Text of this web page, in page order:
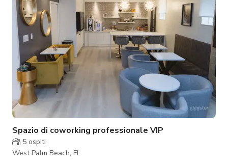
Spazio di coworking professionale VIP
5 ospiti
West Palm Beach, FL